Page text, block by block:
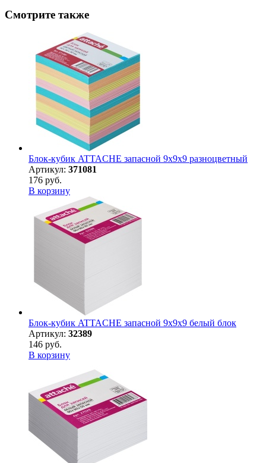
Смотрите также
Блок-кубик ATTACHE запасной 9х9х9 разноцветный
Артикул: 371081
176 руб.
В корзину
Блок-кубик ATTACHE запасной 9х9х9 белый блок
Артикул: 32389
146 руб.
В корзину